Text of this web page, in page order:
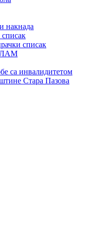
накнада
списак
ЛАМ
са инвалидитетом
Стара Пазова